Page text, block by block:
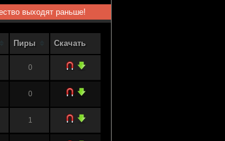
выходят раньше!
Пиры Скачать
0
0
1